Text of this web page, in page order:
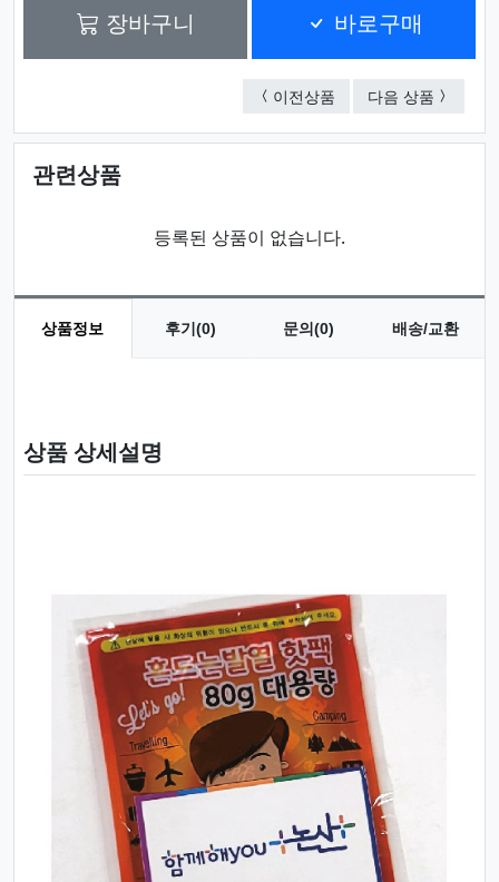
장바구니 바로구매
이전상품 (똑딱)핫팩/손난로
다음 상품 (포켓)
관련상품
등록된 상품이 없습니다.
상품정보 후기(0) 문의(0) 배송/교환
상품 상세설명